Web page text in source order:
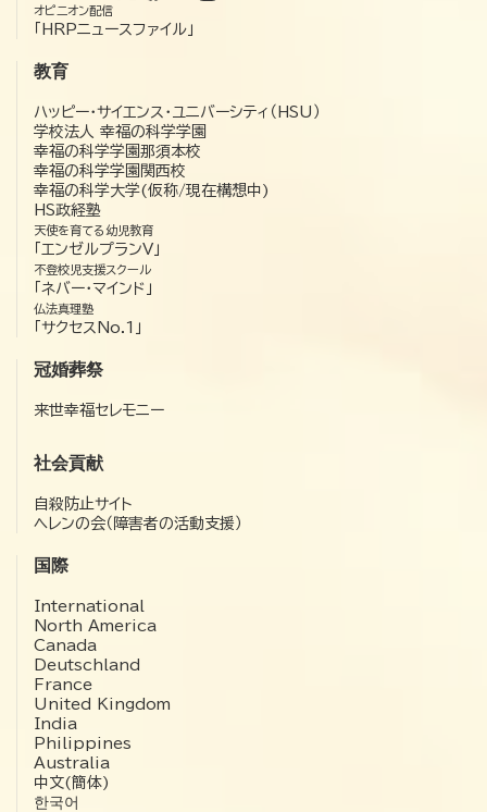
オピニオン配信
「HRPニュースファイル」
教育
ハッピー・サイエンス・ユニバーシティ（HSU）
学校法人 幸福の科学学園
幸福の科学学園那須本校
幸福の科学学園関西校
幸福の科学大学(仮称/現在構想中)
HS政経塾
天使を育てる幼児教育
「エンゼルプランV」
不登校児支援スクール
「ネバー・マインド」
仏法真理塾
「サクセスNo.1」
冠婚葬祭
来世幸福セレモニー
社会貢献
自殺防止サイト
ヘレンの会（障害者の活動支援）
国際
International
North America
Canada
Deutschland
France
United Kingdom
India
Philippines
Australia
中文(簡体)
한국어